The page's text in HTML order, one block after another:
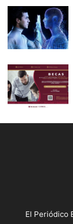
El Periódico